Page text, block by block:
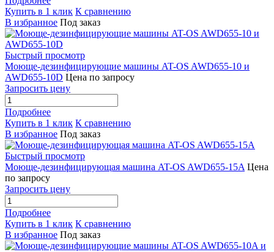
Купить в 1 клик К сравнению
В избранное Под заказ
Быстрый просмотр
Моюще-дезинфицирующие машины AT-OS AWD655-10 и
AWD655-10D Цена по запросу
Запросить цену
Подробнее
Купить в 1 клик К сравнению
В избранное Под заказ
Быстрый просмотр
Моюще-дезинфицирующая машина AT-OS AWD655-15A Цена
по запросу
Запросить цену
Подробнее
Купить в 1 клик К сравнению
В избранное Под заказ